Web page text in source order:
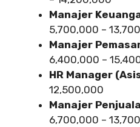
Manajer
5,700,000 –
Manajer
6,400,000 –
HR Manager
12,500,000
Manajer
6,700,000 –